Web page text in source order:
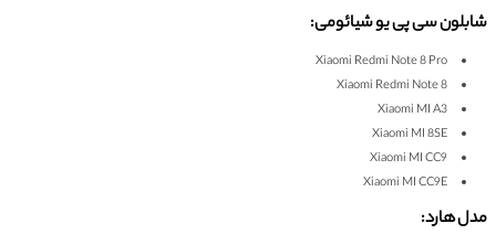
شابلون سی پی یو شیائومی:
Xiaomi Redmi Note 8 Pro
Xiaomi Redmi Note 8
Xiaomi MI A3
Xiaomi MI 8SE
Xiaomi MI CC9
Xiaomi MI CC9E
مدل هارد: